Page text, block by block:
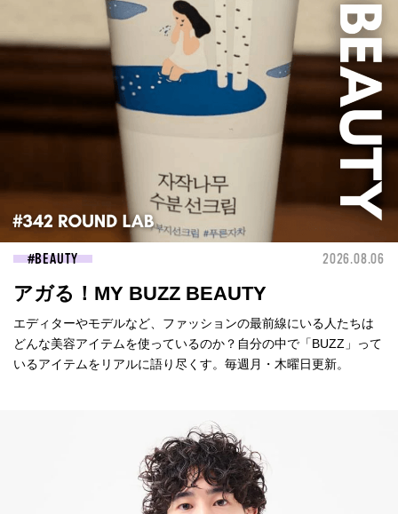
BEAUTY 2026.08.06
アガる！MY BUZZ BEAUTY
エディターやモデルなど、ファッションの最前線にいる人たちは
どんな美容アイテムを使っているのか？自分の中で「BUZZ」って
いるアイテムをリアルに語り尽くす。毎週月・木曜日更新。